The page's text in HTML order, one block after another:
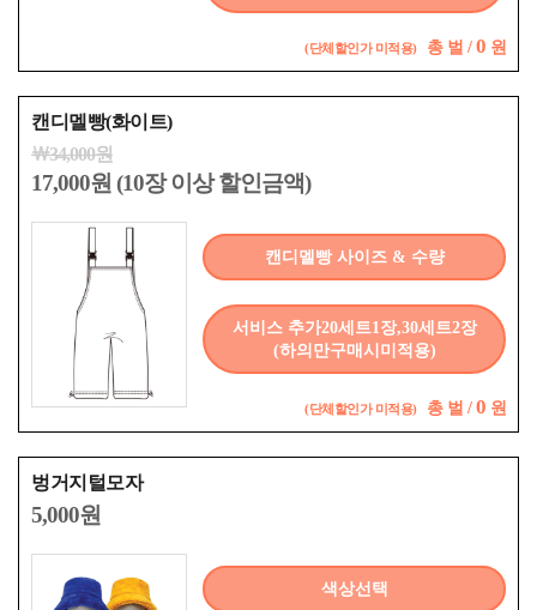
(단체할인가 미적용) 총 벌 / 0 원
캔디멜빵(화이트)
￦34,000원
17,000원 (10장 이상 할인금액)
캔디멜빵 사이즈 & 수량
서비스 추가20세트1장,30세트2장
(하의만구매시미적용)
(단체할인가 미적용) 총 벌 / 0 원
벙거지털모자
5,000원
색상선택